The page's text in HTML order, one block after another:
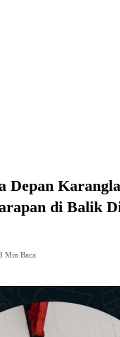
Depan
di Balik
Min Baca